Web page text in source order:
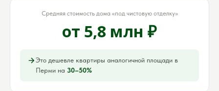
Средняя стоимость дома «под чистовую отделку»
от 5,8 млн ₽
Это дешевле квартиры аналогичной площади в
Перми на 30–50%